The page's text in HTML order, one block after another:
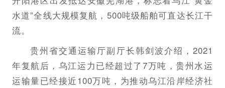
水道”全线大规模复航，500吨级船舶可直达长江干
流。
贵州省交通运输厅副厅长韩剑波介绍，2021
年复航后，乌江运力已经超过了7万吨，贵州水运
运输量已经接近100万吨，为推动乌江沿岸经济社